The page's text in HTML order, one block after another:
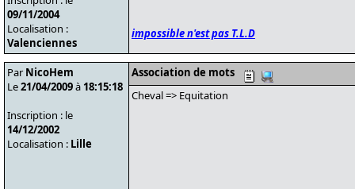
09/11/2004
Localisation :
Valenciennes
impossible n'est pas T.L.D
Par NicoHem
Le21/04/2009à 18:15:18
Inscription : le
14/12/2002
Localisation : Lille
Association de mots
Cheval => Equitation